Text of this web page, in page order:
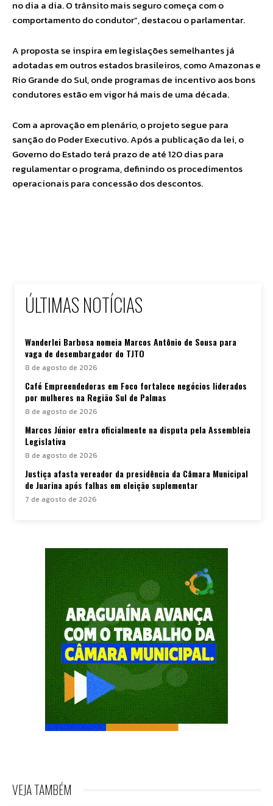
no dia a dia. O trânsito mais seguro começa com o
comportamento do condutor”, destacou o parlamentar.
A proposta se inspira em legislações semelhantes já
adotadas em outros estados brasileiros, como Amazonas e
Rio Grande do Sul, onde programas de incentivo aos bons
condutores estão em vigor há mais de uma década.
Com a aprovação em plenário, o projeto segue para
sanção do Poder Executivo. Após a publicação da lei, o
Governo do Estado terá prazo de até 120 dias para
regulamentar o programa, definindo os procedimentos
operacionais para concessão dos descontos.
ÚLTIMAS NOTÍCIAS
Wanderlei Barbosa nomeia Marcos Antônio de Sousa para
vaga de desembargador do TJTO
8 de agosto de 2026
Café Empreendedoras em Foco fortalece negócios liderados
por mulheres na Região Sul de Palmas
8 de agosto de 2026
Marcos Júnior entra oficialmente na disputa pela Assembleia
Legislativa
8 de agosto de 2026
Justiça afasta vereador da presidência da Câmara Municipal
de Juarina após falhas em eleição suplementar
7 de agosto de 2026
VEJA TAMBÉM